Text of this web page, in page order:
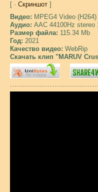
[ · Скриншот ]
Видео: MPEG4 Video
Аудио: AAC 44100Hz stereo
Размер файла: 115.34 Mb
Год: 2021
Качество видео: WebRip
Скачать клип "MARUV